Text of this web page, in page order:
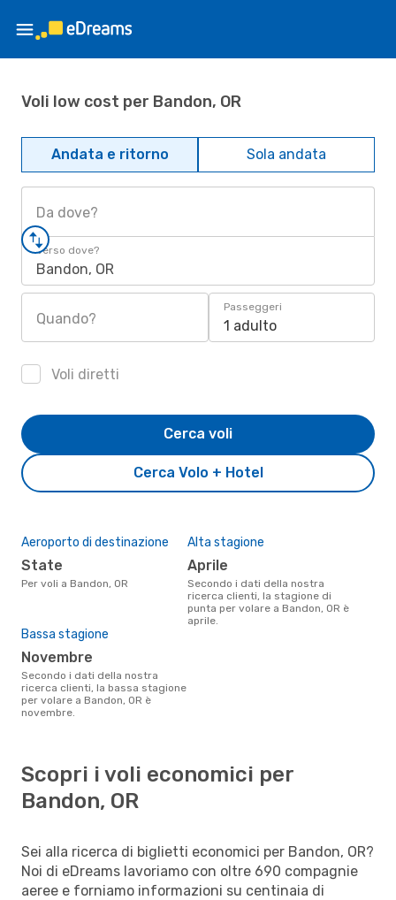
Voli low cost per Bandon, OR
Andata e ritorno Sola andata
Da dove?
Verso dove?
Bandon, OR
Quando?
Passeggeri
1 adulto
Voli diretti
Cerca Volo + Hotel
Cerca voli
Aeroporto di destinazione
State
Per voli a Bandon, OR
Alta stagione
aprile
Secondo i dati della nostra
ricerca clienti, la stagione di
punta per volare a Bandon, OR è
aprile.
Bassa stagione
novembre
Secondo i dati della nostra
ricerca clienti, la bassa stagione
per volare a Bandon, OR è
novembre.
Scopri i voli economici per
Bandon, OR
Sei alla ricerca di biglietti economici per Bandon, OR?
Noi di eDreams lavoriamo con oltre 690 compagnie
aeree e forniamo informazioni su centinaia di